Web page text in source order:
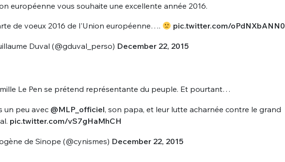
européenne vous souhaite une excellente année 2016.
de voeux 2016 de l'Union européenne…. pic.twitter.com/oPdNXbANN0
Duval (@gduval_perso) December 22, 2015
Le Pen se prétend représentante du peuple. Et pourtant…
un peu avec @MLP_officiel, son papa, et leur lutte acharnée contre le grand
pic.twitter.com/vS7gHaMhCH
de Sinope (@cynismes) December 22, 2015